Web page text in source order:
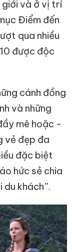
giới và ở vị trí
Điểm đến
qua nhiều
được độc
cánh đồng
và những
mê hoặc -
vẻ đẹp đa
đặc biệt
hức sẻ chia
khách”.